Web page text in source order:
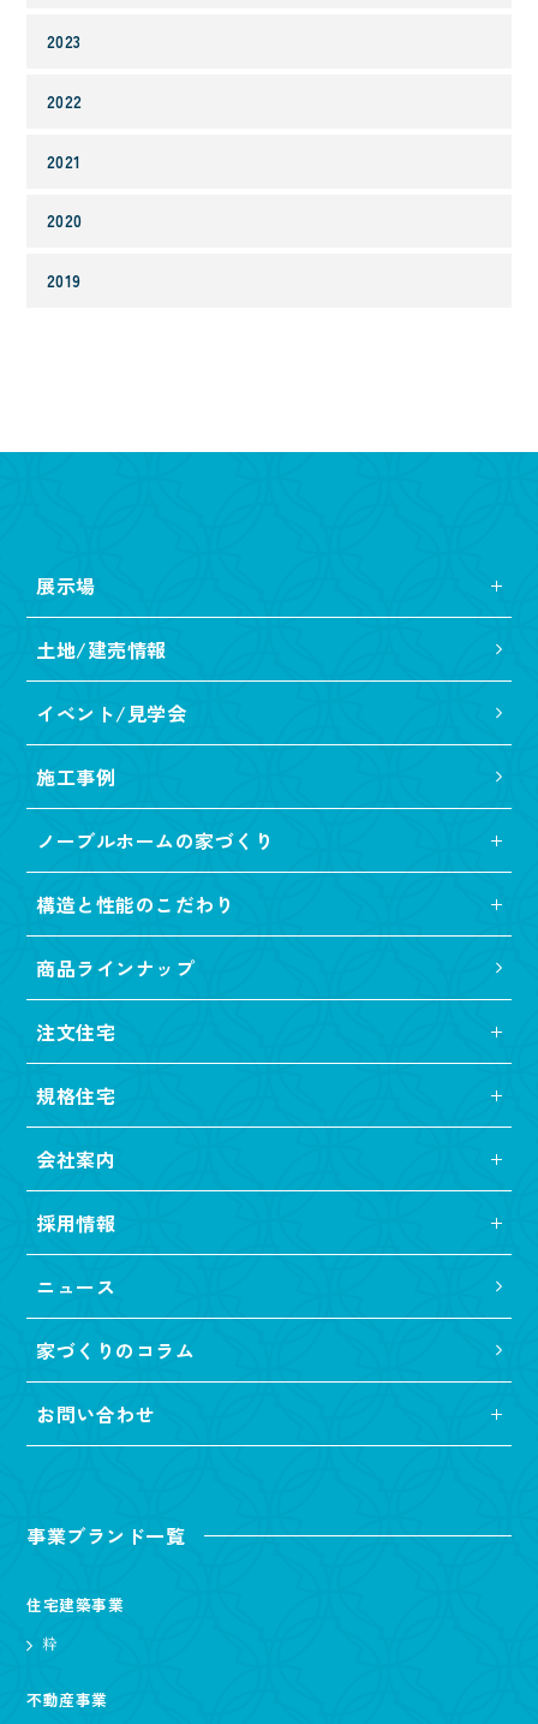
2023
2022
2021
2020
2019
展示場
土地/建売情報
イベント/見学会
施工事例
ノーブルホームの家づくり
構造と性能のこだわり
商品ラインナップ
注文住宅
規格住宅
会社案内
採用情報
ニュース
家づくりのコラム
お問い合わせ
事業ブランド一覧
住宅建築事業
粋
不動産事業